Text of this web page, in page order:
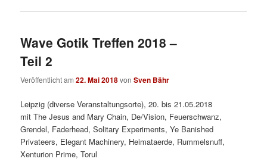
Wave Gotik Treffen 2018 –
Teil 2
Veröffentlicht am22. Mai 2018vonSven Bähr
Leipzig (diverse Veranstaltungsorte), 20. bis 21.05.2018
mit The Jesus and Mary Chain, De/Vision, Feuerschwanz,
Grendel, Faderhead, Solitary Experiments, Ye Banished
Privateers, Elegant Machinery, Heimataerde, Rummelsnuff,
Xenturion Prime, Torul